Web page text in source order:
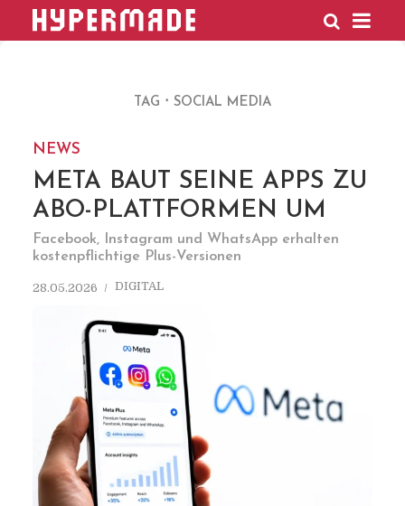
HYPERMADE
TAG SOCIAL MEDIA
NEWS
META BAUT SEINE APPS ZU
ABO-PLATTFORMEN UM
Facebook, Instagram und WhatsApp erhalten
kostenpflichtige Plus-Versionen
28.05.2026 DIGITAL